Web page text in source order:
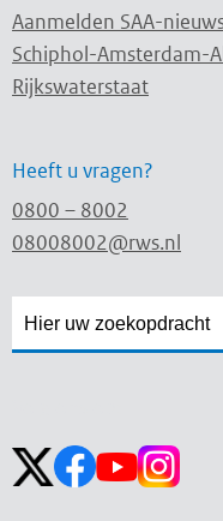
Aanmelden SAA-
Schiphol-Amsterdam-
Rijkswaterstaat
Heeft u vragen?
0800 – 8002
08008002@rws.nl